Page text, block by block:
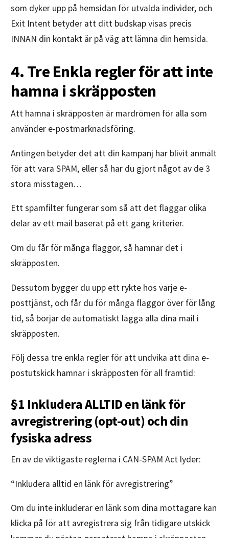
som dyker upp på hemsidan för utvalda individer, och
Exit Intent betyder att ditt budskap visas precis
INNAN din kontakt är på väg att lämna din hemsida.
4. Tre Enkla regler för att inte
hamna i skräpposten
Att hamna i skräpposten är mardrömen för alla som
använder e-postmarknadsföring.
Antingen betyder det att din kampanj har blivit anmält
för att vara SPAM, eller så har du gjort något av de 3
stora misstagen…
Ett spamfilter fungerar som så att det flaggar olika
delar av ett mail baserat på ett gäng kriterier.
Om du får för många flaggor, så hamnar det i
skräpposten.
Dessutom bygger du upp ett rykte hos varje e-
posttjänst, och får du för många flaggor över för lång
tid, så börjar de automatiskt lägga alla dina mail i
skräpposten.
Följ dessa tre enkla regler för att undvika att dina e-
postutskick hamnar i skräpposten för all framtid:
§1 Inkludera ALLTID en länk för
avregistrering (opt-out) och din
fysiska adress
En av de viktigaste reglerna i CAN-SPAM Act lyder:
“Inkludera alltid en länk för avregistrering”
Om du inte inkluderar en länk som dina mottagare kan
klicka på för att avregistrera sig från tidigare utskick